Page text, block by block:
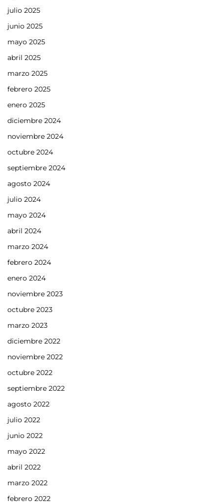
julio 2025
junio 2025
mayo 2025
abril 2025
marzo 2025
febrero 2025
enero 2025
diciembre 2024
noviembre 2024
octubre 2024
septiembre 2024
agosto 2024
julio 2024
mayo 2024
abril 2024
marzo 2024
febrero 2024
enero 2024
noviembre 2023
octubre 2023
marzo 2023
diciembre 2022
noviembre 2022
octubre 2022
septiembre 2022
agosto 2022
julio 2022
junio 2022
mayo 2022
abril 2022
marzo 2022
febrero 2022